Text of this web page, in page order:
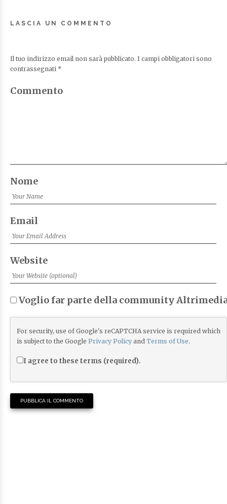
LASCIA UN COMMENTO
Il tuo indirizzo email non sarà pubblicato. I campi obbligatori sono
contrassegnati *
Commento
Nome
Email
Website
Voglio far parte della community
For security, use of Google's reCAPTCHA service is required which
is subject to the Google Privacy Policy and Terms of Use.
I agree to these terms (required).